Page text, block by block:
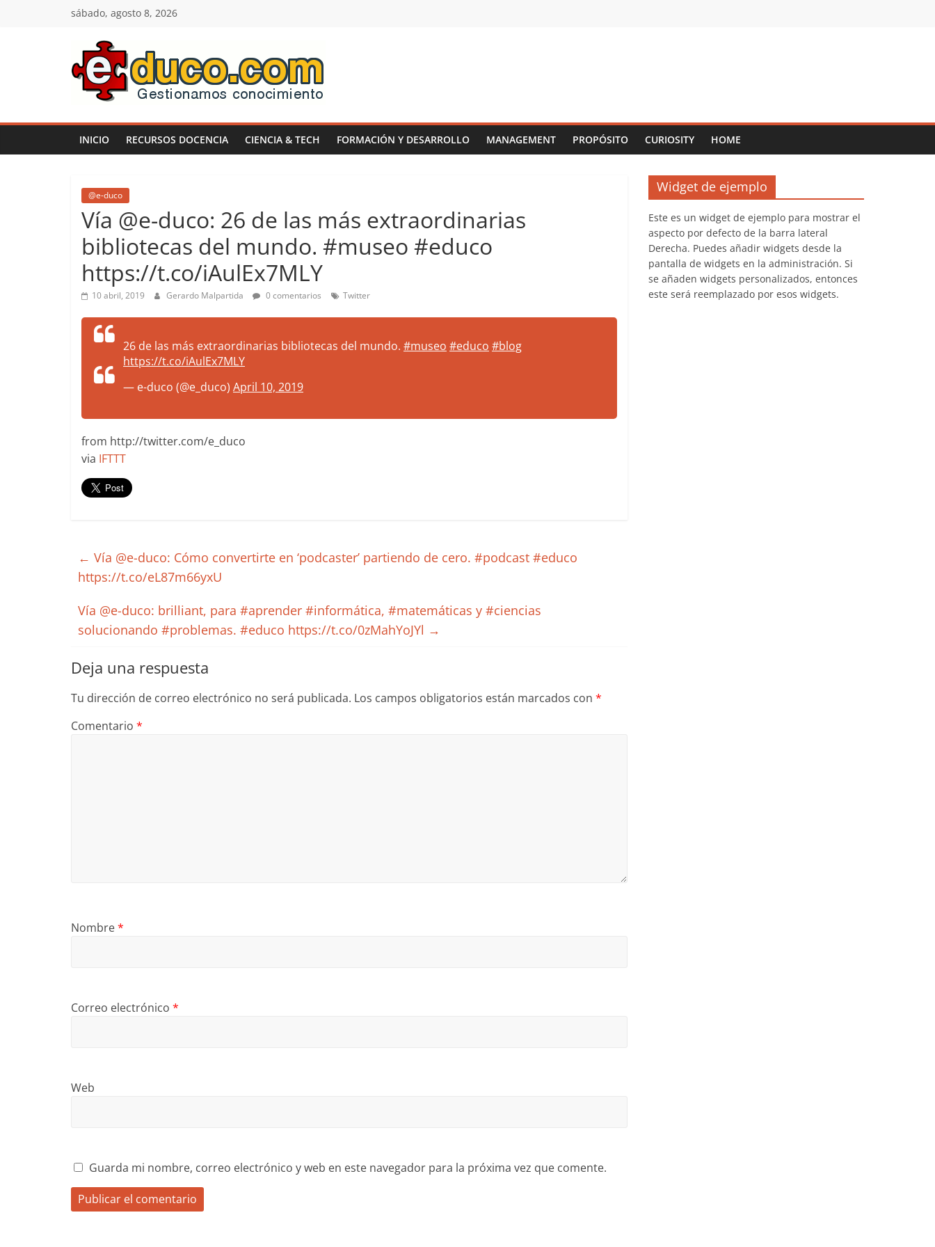
sábado, agosto 8, 2026
E-
duco:
Gestión
del
Conocimiento
Learn
Do
more.
INICIO RECURSOS DOCENCIA CIENCIA & TECH FORMACIÓN Y DESARROLLO MANAGEMENT PROPÓSITO CURIOSITY HOME
@e-duco
Vía @e-duco: 26 de las más extraordinarias
bibliotecas del mundo. #museo #educo
https://t.co/iAulEx7MLY
10 abril, 2019 Gerardo Malpartida 0 comentarios Twitter
26 de las más extraordinarias bibliotecas del mundo. #museo #educo #blog
https://t.co/iAulEx7MLY
— e-duco (@e_duco) April 10, 2019
from http://twitter.com/e_duco
via IFTTT
← Vía @e-duco: Cómo convertirte en ‘podcaster’ partiendo de cero. #podcast #educo
https://t.co/eL87m66yxU
Vía @e-duco: brilliant, para #aprender #informática, #matemáticas y #ciencias
solucionando #problemas. #educo https://t.co/0zMahYoJYl →
Deja una respuesta
Tu dirección de correo electrónico no será publicada. Los campos obligatorios están marcados con *
Comentario *
Nombre*
Correo electrónico *
Web
Guarda mi nombre, correo electrónico y web en este navegador para la próxima vez que comente.
Widget de ejemplo
Este es un widget de ejemplo para mostrar el
aspecto por defecto de la barra lateral
Derecha. Puedes añadir widgets desde la
pantalla de widgets en la administración. Si
se añaden widgets personalizados, entonces
este será reemplazado por esos widgets.